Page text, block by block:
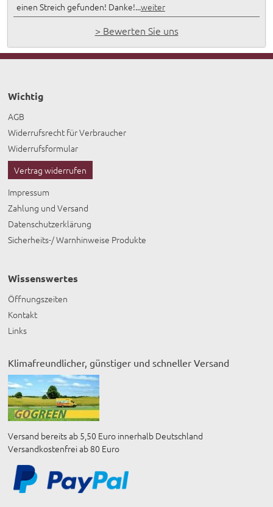
einen Streich gefunden! Danke!...weiter
> Bewerten Sie uns
Wichtig
AGB
Widerrufsrecht für Verbraucher
Widerrufsformular
Vertrag widerrufen
Impressum
Zahlung und Versand
Datenschutzerklärung
Sicherheits-/ Warnhinweise Produkte
Wissenswertes
Öffnungszeiten
Kontakt
Links
Klimafreundlicher, günstiger und schneller Versand
Versand bereits ab 5,50 Euro innerhalb Deutschland
Versandkostenfrei ab 80 Euro